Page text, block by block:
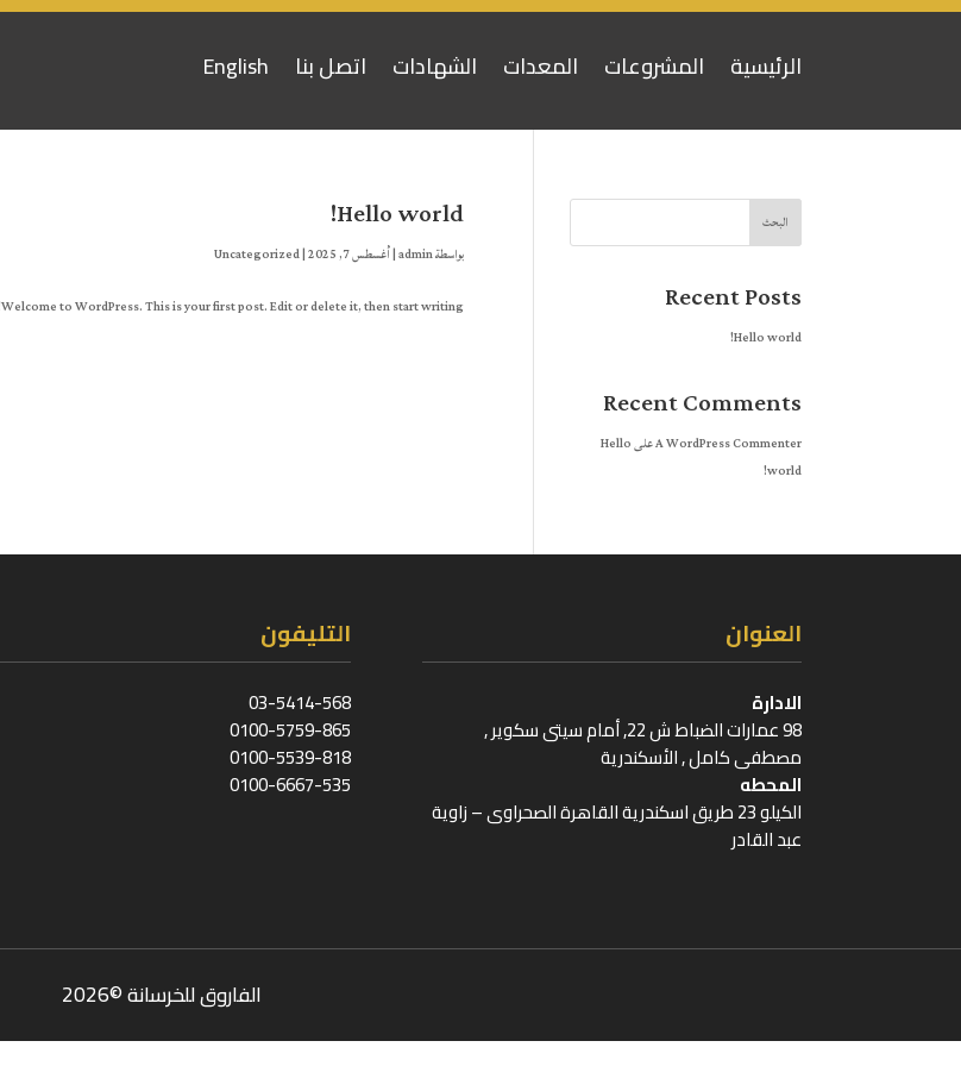
الرئيسية المشروعات المعدات الشهادات اتصل بنا English
Hello world!
بواسطةadmin
|أغسطس 7, 2025 |
Uncategorized
Welcome to WordPress. This is your first post. Edit or delete it, then start writing!
البحث
Recent Posts
Hello world!
Recent Comments
A WordPress CommenterعلىHello
world!
التليفون
03-5414-568
0100-5759-865
0100-5539-818
0100-6667-535
العنوان
الادارة
98 عمارات الضباط ش 22, أمام سيتى سكوير ,
مصطفى كامل , الأسكندرية
المحطه
الكيلو 23 طريق اسكندرية القاهرة الصحراوى – زاوية
عبد القادر
الفاروق للخرسانة ©2026